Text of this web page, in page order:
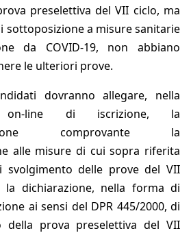
preselettiva del VII ciclo, ma
sottoposizione a misure sanitarie
da COVID-19, non abbiano
le ulteriori prove.
dovranno allegare, nella
on-line di iscrizione, la
comprovante la
alle misure di cui sopra riferita
svolgimento delle prove del VII
la dichiarazione, nella forma di
ai sensi del DPR 445/2000, di
della prova preselettiva del VII